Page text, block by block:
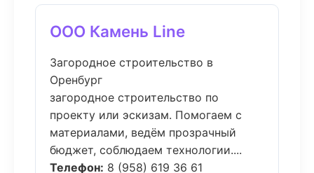
ООО Камень Line
Загородное строительство в
Оренбург
загородное строительство по
проекту или эскизам. Помогаем с
материалами, ведём прозрачный
бюджет, соблюдаем технологии....
Телефон: 8 (958) 619 36 61